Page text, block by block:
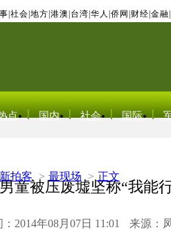
社会 地方 港澳 台湾 华人 侨网 财经 金融
点 国内 社会 国际
拍客 > 最现场 > 正文
童被压废墟坚称“我能
2014年08月07日 11:01 来源：